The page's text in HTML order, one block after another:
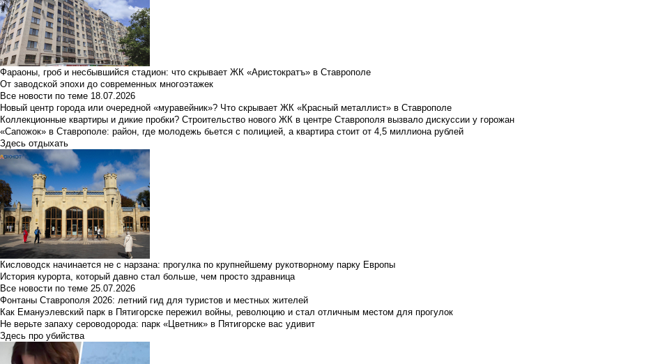
Фараоны, гроб и несбывшийся стадион: что скрывает ЖК «Аристократъ» в Ставрополе
От заводской эпохи до современных многоэтажек
Все новости по теме 18.07.2026
Новый центр города или очередной «муравейник»? Что скрывает ЖК «Красный металлист» в Ставрополе
Коллекционные квартиры и дикие пробки? Строительство нового ЖК в центре Ставрополя вызвало дискуссии у горожан
«Сапожок» в Ставрополе: район, где молодежь бьется с полицией, а квартира стоит от 4,5 миллиона рублей
Здесь отдыхать
Кисловодск начинается не с нарзана: прогулка по крупнейшему рукотворному парку Европы
История курорта, который давно стал больше, чем просто здравница
Все новости по теме 25.07.2026
Фонтаны Ставрополя 2026: летний гид для туристов и местных жителей
Как Емануэлевский парк в Пятигорске пережил войны, революцию и стал отличным местом для прогулок
Не верьте запаху сероводорода: парк «Цветник» в Пятигорске вас удивит
Здесь про убийства